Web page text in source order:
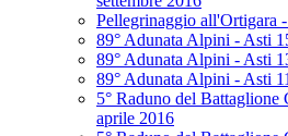
Pellegrinaggio all'Ortigara
89° Adunata Alpini - Asti
89° Adunata Alpini - Asti
89° Adunata Alpini - Asti
5° Raduno del
aprile 2016